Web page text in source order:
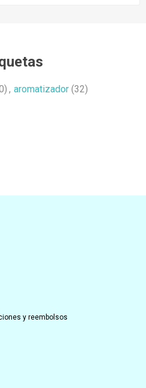
, aromatizador (32)
y reembolsos